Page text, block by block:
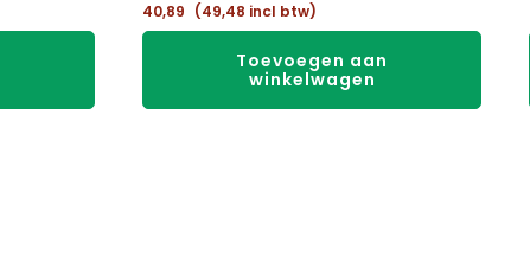
40,89 (49,48 incl btw)
Toevoegen aan
winkelwagen